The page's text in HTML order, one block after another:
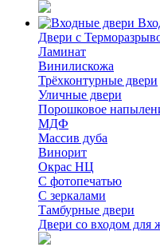
Двери с
Ламинат
Винилискожа
Трёхконтурные двери
Уличные двери
Порошковое
МДФ
Массив дуба
Винорит
Окрас НЦ
С фотопечатью
С зеркалами
Тамбурные двери
Двери со входом для